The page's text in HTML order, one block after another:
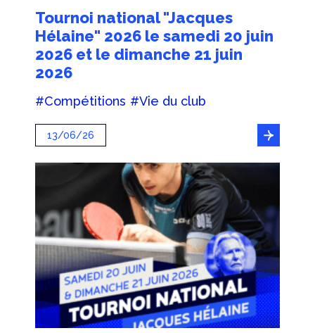
Tournoi national "Jacques
Hélaine" 2026 le samedi 20 juin
2026 et le dimanche 21 juin
2026
#Compétitions #Vie du club
13/06/26